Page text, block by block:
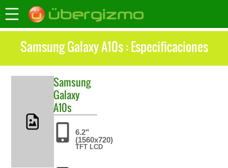
Samsung Galaxy A10s : Especificaciones
Samsung
Galaxy
A10s
6.2"
(1560x720)
TFT LCD